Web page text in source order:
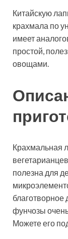
Китайскую
крахмала по
имеет
простой,
овощами.
Крахмальная
полезна для
благотворное
фунчозы
Можете его